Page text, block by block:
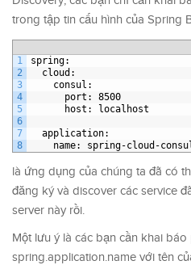
trong tập tin cấu hình của Spring
1
2
3
4
5
6
7
8
spring:
cloud :
consul :
port : 8500
host : localhost
application:
name: spring-cloud-
là ứng dụng của chúng ta đã có
đăng ký và discover các service
server này rồi.
Một lưu ý là các bạn cần khai
spring.application.name với tên